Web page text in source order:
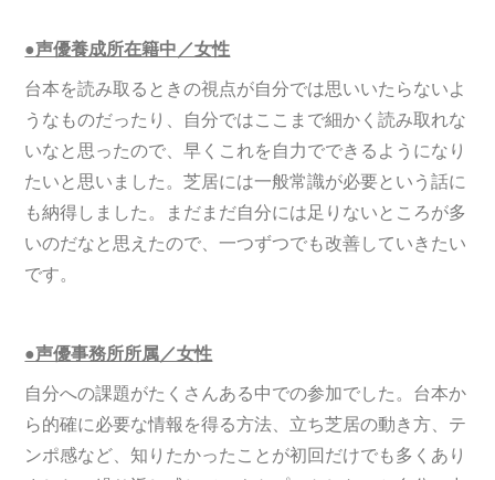
●声優養成所在籍中／女性
台本を読み取るときの視点が自分では思いいたらないよ
うなものだったり、自分ではここまで細かく読み取れな
いなと思ったので、早くこれを自力でできるようになり
たいと思いました。芝居には一般常識が必要という話に
も納得しました。まだまだ自分には足りないところが多
いのだなと思えたので、一つずつでも改善していきたい
です。
●声優事務所所属／女性
自分への課題がたくさんある中での参加でした。台本か
ら的確に必要な情報を得る方法、立ち芝居の動き方、テ
ンポ感など、知りたかったことが初回だけでも多くあり